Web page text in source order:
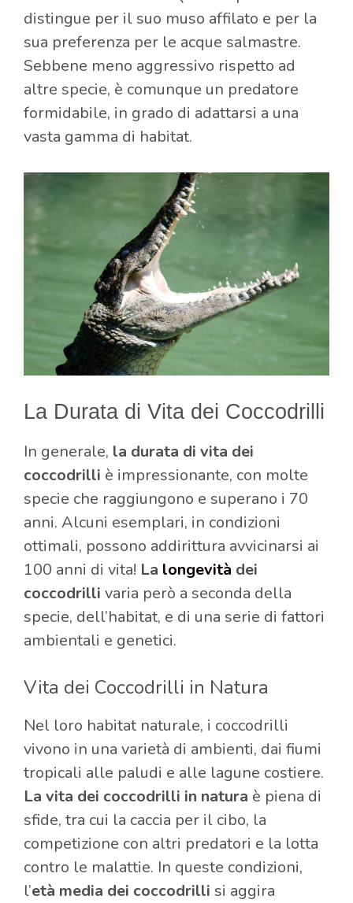
distingue per il suo muso affilato e per la
sua preferenza per le acque salmastre.
Sebbene meno aggressivo rispetto ad
altre specie, è comunque un predatore
formidabile, in grado di adattarsi a una
vasta gamma di habitat.
La Durata di Vita dei Coccodrilli
In generale, la durata di vita dei
coccodrilli è impressionante, con molte
specie che raggiungono e superano i 70
anni. Alcuni esemplari, in condizioni
ottimali, possono addirittura avvicinarsi ai
100 anni di vita! La longevità dei
coccodrilli varia però a seconda della
specie, dell’habitat, e di una serie di fattori
ambientali e genetici.
Vita dei Coccodrilli in Natura
Nel loro habitat naturale, i coccodrilli
vivono in una varietà di ambienti, dai fiumi
tropicali alle paludi e alle lagune costiere.
La vita dei coccodrilli in natura è piena di
sfide, tra cui la caccia per il cibo, la
competizione con altri predatori e la lotta
contro le malattie. In queste condizioni,
l’età media dei coccodrilli si aggira